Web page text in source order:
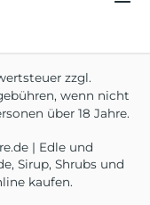
zzgl.
wenn nicht
über 18 Jahre.
| Edle und
Sirup, Shrubs und
kaufen.